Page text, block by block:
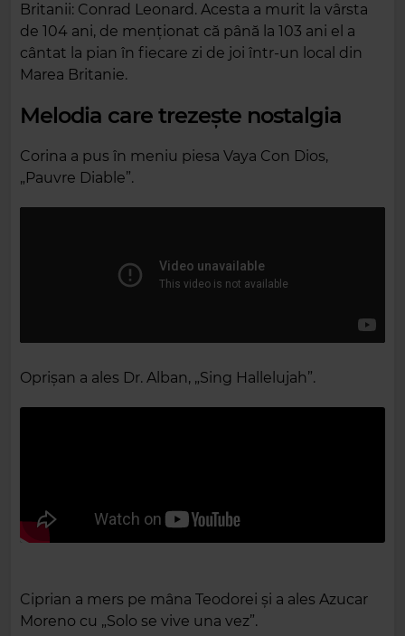
Britanii: Conrad Leonard. Acesta a murit la vârsta
de 104 ani, de menționat că până la 103 ani el a
cântat la pian în fiecare zi de joi într-un local din
Marea Britanie.
Melodia care trezește nostalgia
Corina a pus în meniu piesa Vaya Con Dios,
„Pauvre Diable”.
Oprișan a ales Dr. Alban, „Sing Hallelujah”.
Ciprian a mers pe mâna Teodorei și a ales Azucar
Moreno cu „Solo se vive una vez”.